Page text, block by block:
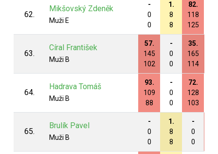
62.
Mikšovský Zdeněk
Muži E
-
0
0
1.
8
8
82.
118
125
63.
Círal František
Muži B
57.
145
102
-
0
0
35.
165
114
64.
Hadrava Tomáš
Muži B
93.
109
88
-
0
0
72.
128
103
65.
Brulík Pavel
Muži B
-
0
0
1.
8
8
-
0
0